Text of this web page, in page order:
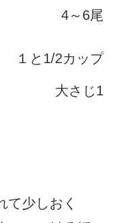
4～6尾
１と1/2カップ
大さじ1
少しおく